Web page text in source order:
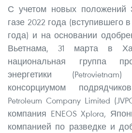
С учетом новых
газе 2022 года (вступившего
года) и на основании
Вьетнама, 31 марта в
национальная группа
энергетики
консорциумом
Petroleum Company Limited
компания ENEOS Xplora,
компанией по разведке и